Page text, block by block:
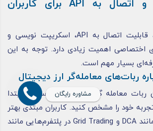
امکان توسعه و اتصال به API برای کاربران
برای ترید پیشرفته، قابلیت اتصال به API، اسکریپت نویسی و
اختصاصی اهمیت زیادی دارد. توجه به این
بسیار مهم است.
ربات‌های معامله‌گر ارز دیجیتال
ربات معامله گر ارز دیجیتال هستید، ابتدا
خود را مشخص کنید. کاربران مبتدی بهتر
است از ربات‌هایی مانند DCA و Grid Trading در پلتفرم‌هایی مانند
مشاوره رایگان